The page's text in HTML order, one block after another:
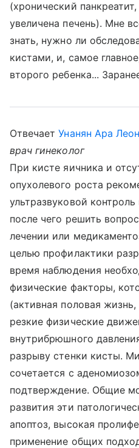
(хронический
увеличена печень). Мне
знать, нужно ли
кистами, и, самое
второго ребенка...
ОтвечаетУнанян Ара
врач гинеколог
При кисте яичника и
опухолевого роста
ультразвуковой
после чего решить
лечении или
целью профилактики
время наблюдения
физические факторы,
(активная половая
резкие физические
внутрибрюшного
разрыву стенки кисты.
сочетается с
подтверждение. Общие
развития эти
апоптоз, высокая
применение общих